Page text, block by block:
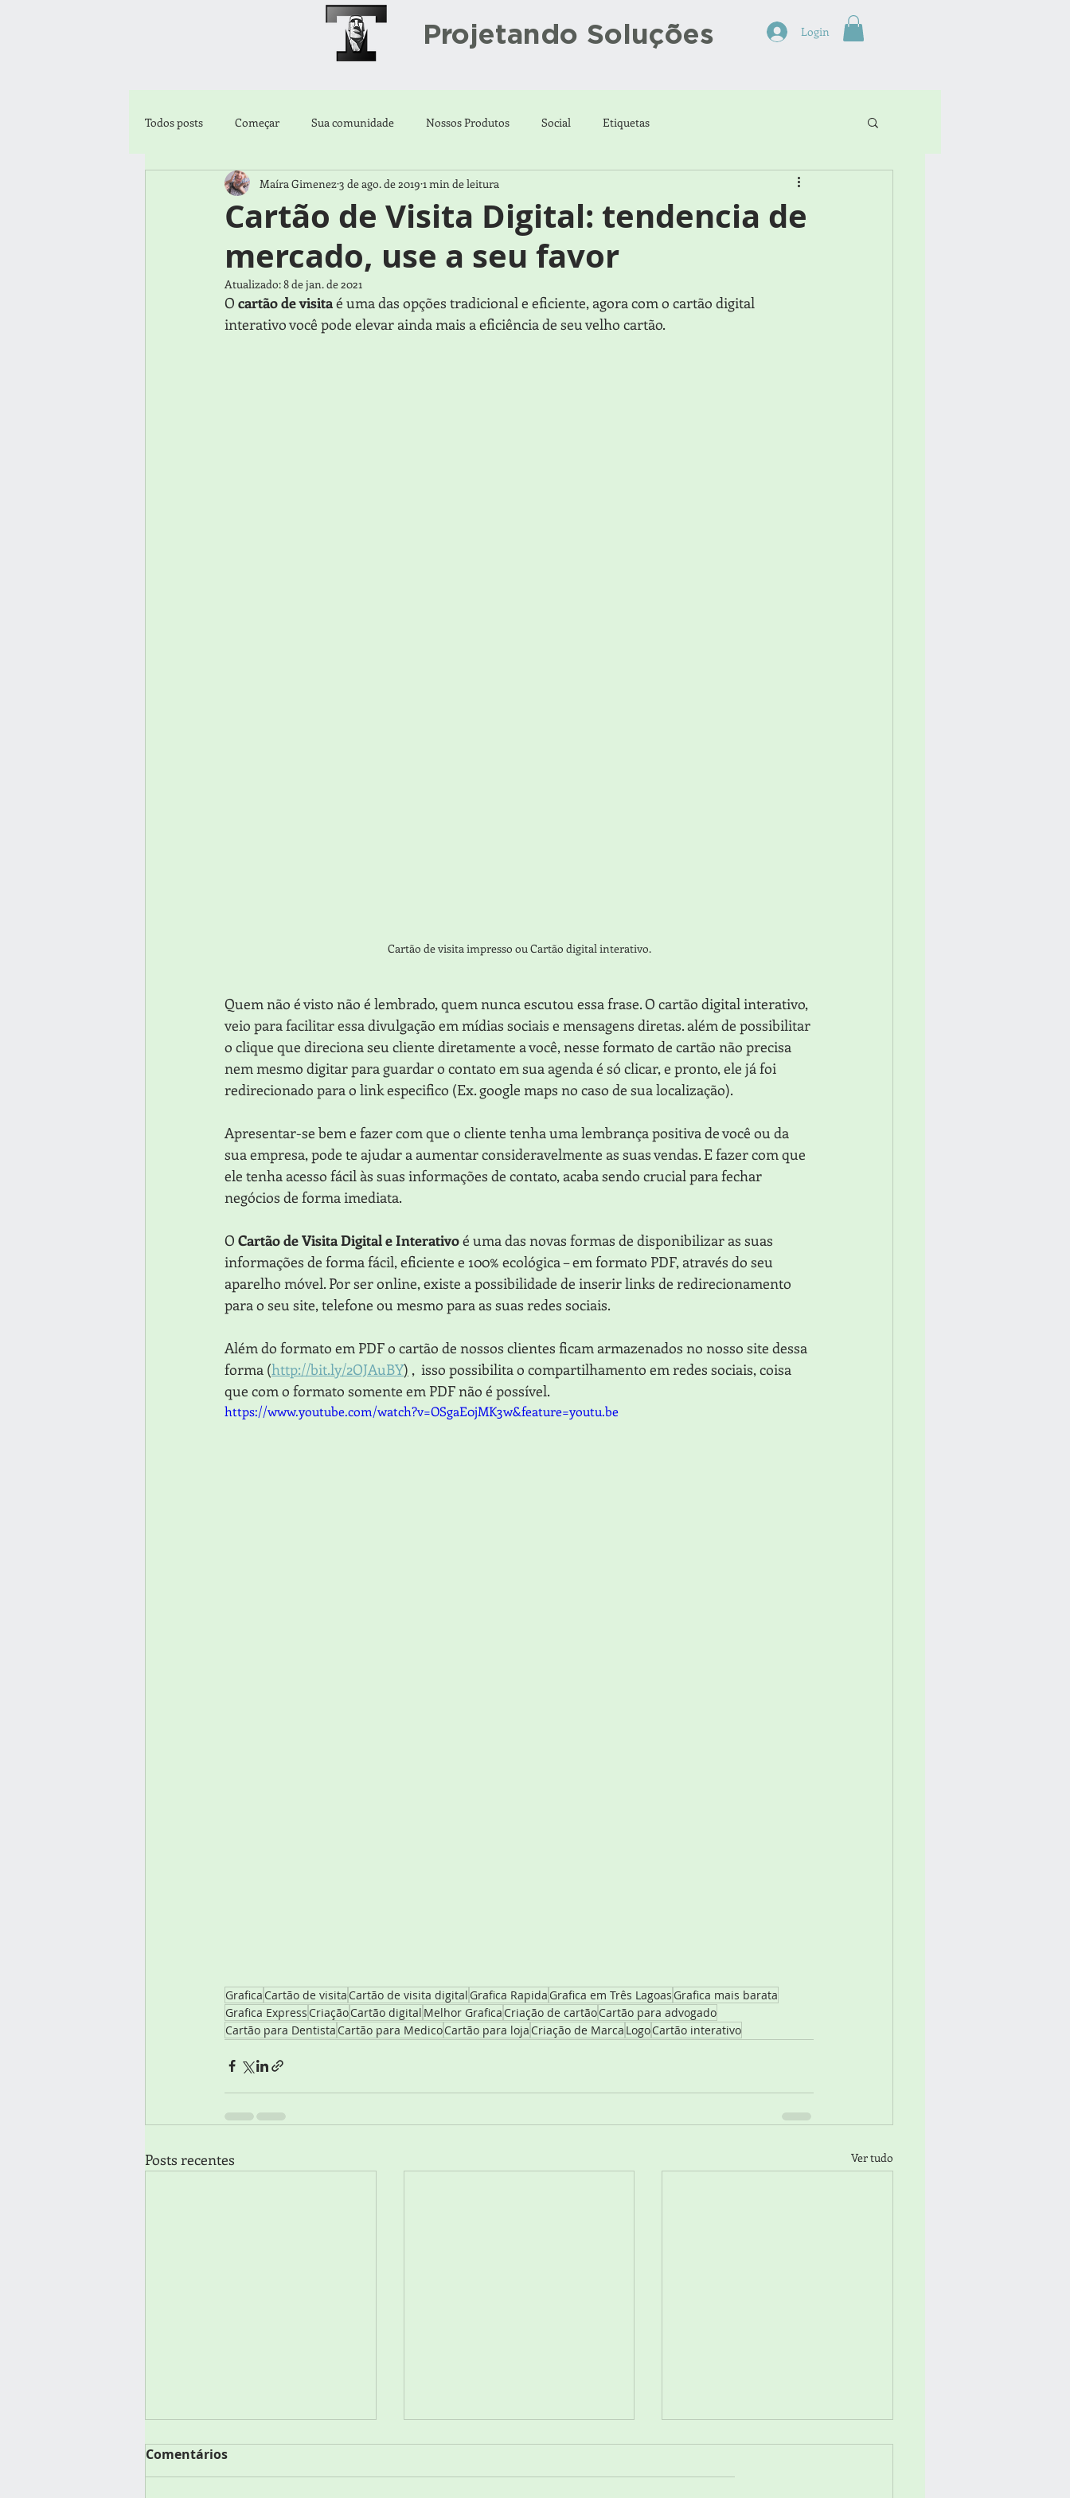
Projetando Soluções Login
Todos posts Começar Sua comunidade Nossos Produtos Social Etiquetas
Cartão de Visita Digital: tendencia de
mercado, use a seu favor
Maíra Gimenez3 de ago. de 2019 1 min de leitura
Atualizado:8 de jan. de 2021
O cartão de visita é uma das opções tradicional e eficiente, agora com o cartão digital
interativo você pode elevar ainda mais a eficiência de seu velho cartão.
Cartão de visita impresso ou Cartão digital interativo.
Quem não é visto não é lembrado, quem nunca escutou essa frase. O cartão digital interativo,
veio para facilitar essa divulgação em mídias sociais e mensagens diretas. além de possibilitar
o clique que direciona seu cliente diretamente a você, nesse formato de cartão não precisa
nem mesmo digitar para guardar o contato em sua agenda é só clicar, e pronto, ele já foi
redirecionado para o link especifico (Ex. google maps no caso de sua localização).
Apresentar-se bem e fazer com que o cliente tenha uma lembrança positiva de você ou da
sua empresa, pode te ajudar a aumentar consideravelmente as suas vendas. E fazer com que
ele tenha acesso fácil às suas informações de contato, acaba sendo crucial para fechar
negócios de forma imediata.
O Cartão de Visita Digital e Interativo é uma das novas formas de disponibilizar as suas
informações de forma fácil, eficiente e 100% ecológica – em formato PDF, através do seu
aparelho móvel. Por ser online, existe a possibilidade de inserir links de redirecionamento
para o seu site, telefone ou mesmo para as suas redes sociais.
Além do formato em PDF o cartão de nossos clientes ficam armazenados no nosso site dessa
forma (http://bit.ly/2OJAuBY) ,  isso possibilita o compartilhamento em redes sociais, coisa
que com o formato somente em PDF não é possível.
https://www.youtube.com/watch?v=OSgaE0jMK3w&feature=youtu.be
Grafica Cartão de visita Cartão de visita digital Grafica Rapida Grafica em Três Lagoas Grafica mais barata
Grafica Express CriaçãoCartão digital Melhor Grafica Criação de cartãoCartão para advogado
Cartão para Dentista Cartão para MedicoCartão para loja Criação de Marca LogoCartão interativo
Posts recentes Ver tudo
Comentários